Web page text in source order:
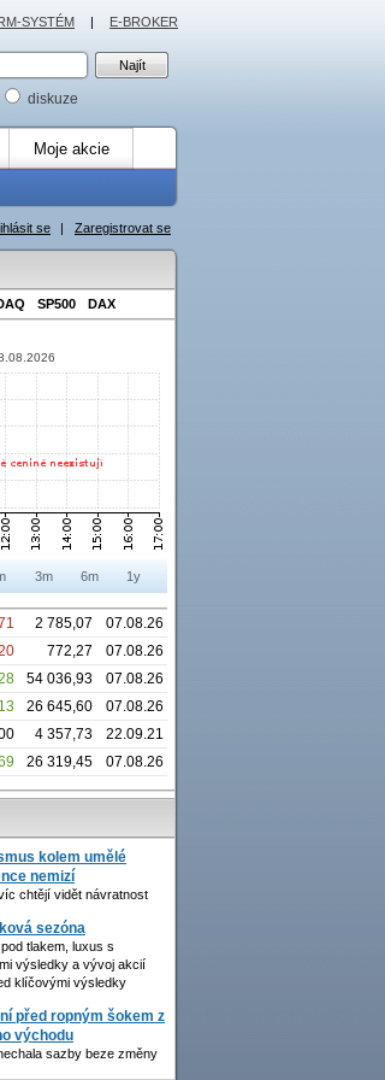
diskuze
Moje akcie
se | Zaregistrovat se
SP500 DAX
3m 6m 1y
2 785,07
07.08.26
772,27
07.08.26
54 036,93
07.08.26
26 645,60
07.08.26
4 357,73
22.09.21
26 319,45 07.08.26
kolem umělé
nemizí
chtějí vidět návratnost
sezóna
tlakem, luxus s
výsledky a vývoj akcií
klíčovými výsledky
před ropným šokem z
východu
sazby beze změny
SYSTÉM | E-BROKER